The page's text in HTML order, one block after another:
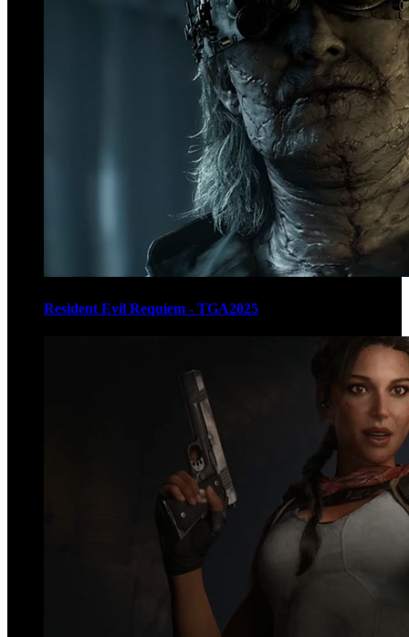
Resident Evil Requiem - TGA2025